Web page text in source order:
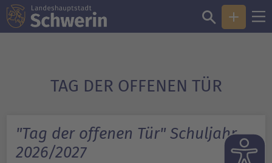
TAG DER OFFENEN TÜR
"Tag der offenen Tür" Schuljahr
2026/2027